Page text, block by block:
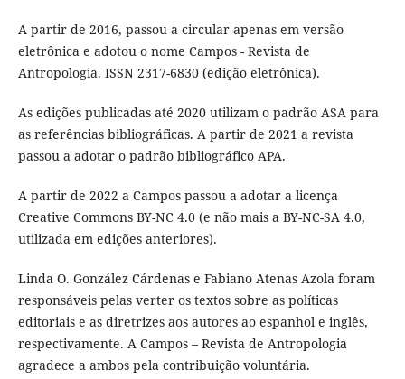
A partir de 2016, passou a circular apenas em versão
eletrônica e adotou o nome Campos - Revista de
Antropologia. ISSN 2317-6830 (edição eletrônica).
As edições publicadas até 2020 utilizam o padrão ASA para
as referências bibliográficas. A partir de 2021 a revista
passou a adotar o padrão bibliográfico APA.
A partir de 2022 a Campos passou a adotar a licença
Creative Commons BY-NC 4.0 (e não mais a BY-NC-SA 4.0,
utilizada em edições anteriores).
Linda O. González Cárdenas e Fabiano Atenas Azola foram
responsáveis pelas verter os textos sobre as políticas
editoriais e as diretrizes aos autores ao espanhol e inglês,
respectivamente. A Campos – Revista de Antropologia
agradece a ambos pela contribuição voluntária.